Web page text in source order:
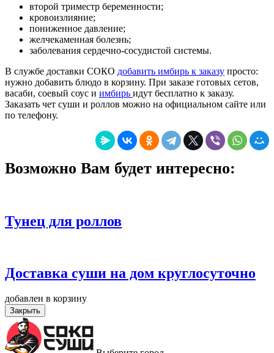
второй триместр беременности;
кровоизлияние;
пониженное давление;
желчекаменная болезнь;
заболевания сердечно-сосудистой системы.
В службе доставки СОКО добавить имбирь к заказу просто:
нужно добавить блюдо в корзину. При заказе готовых сетов,
васаби, соевый соус и имбирь идут бесплатно к заказу.
Заказать чет суши и роллов можно на официальном сайте или
по телефону.
Возможно Вам будет интересно:
Тунец для роллов
Доставка суши на дом круглосуточно
добавлен в корзину
Закрыть